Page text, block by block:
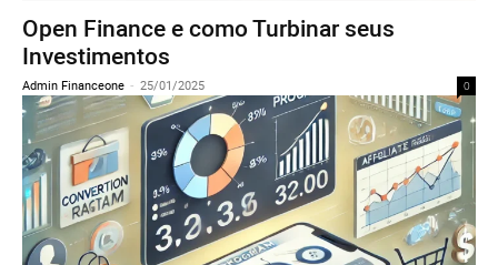
Open Finance e como Turbinar seus
Investimentos
Admin Financeone - 25/01/2025 0